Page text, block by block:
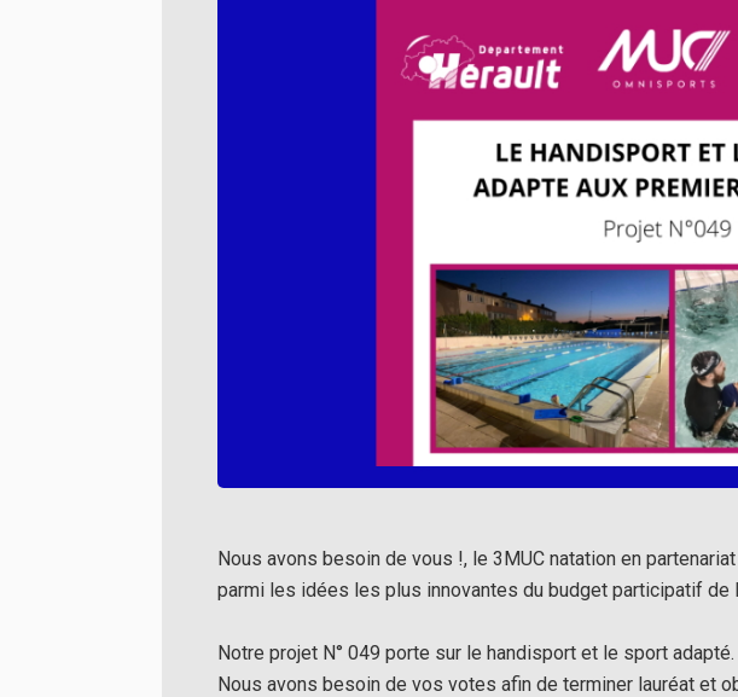
Nous avons besoin de vous !, le 3MUC natation en
parmi les idées les plus innovantes du budget participatif de
Notre projet N° 049 porte sur le handisport et le sport adapté.
Nous avons besoin de vos votes afin de terminer lauréat et